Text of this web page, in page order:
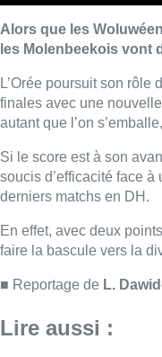
faire la bascule vers la
■ Reportage deL.
Lire aussi :
Le RWDM
euros pour